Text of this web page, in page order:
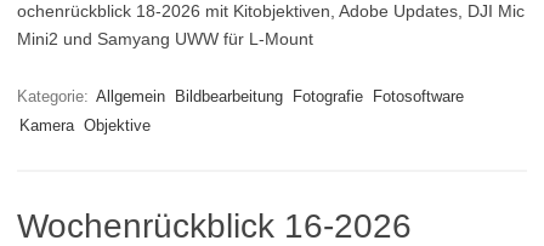
ochenrückblick 18-2026 mit Kitobjektiven, Adobe Updates, DJI Mic
Mini2 und Samyang UWW für L-Mount
Kategorie: Allgemein Bildbearbeitung Fotografie
Fotosoftware
Kamera Objektive
Wochenrückblick 16-2026